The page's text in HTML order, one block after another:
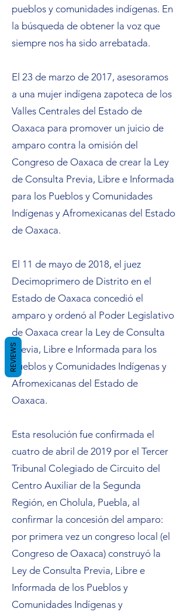
pueblos y comunidades indígenas. En
la búsqueda de obtener la voz que
siempre nos ha sido arrebatada.
El 23 de marzo de 2017, asesoramos
a una mujer indígena zapoteca de los
Valles Centrales del Estado de
Oaxaca para promover un juicio de
amparo contra la omisión del
Congreso de Oaxaca de crear la Ley
de Consulta Previa, Libre e Informada
para los Pueblos y Comunidades
Indígenas y Afromexicanas del Estado
de Oaxaca.
El 11 de mayo de 2018, el juez
Decimoprimero de Distrito en el
Estado de Oaxaca concedió el
amparo y ordenó al Poder Legislativo
de Oaxaca crear la Ley de Consulta
Previa, Libre e Informada para los
Pueblos y Comunidades Indígenas y
Afromexicanas del Estado de
Oaxaca.
Esta resolución fue confirmada el
cuatro de abril de 2019 por el Tercer
Tribunal Colegiado de Circuito del
Centro Auxiliar de la Segunda
Región, en Cholula, Puebla, al
confirmar la concesión del amparo:
por primera vez un congreso local (el
Congreso de Oaxaca) construyó la
Ley de Consulta Previa, Libre e
Informada de los Pueblos y
Comunidades Indígenas y
REVIEWS